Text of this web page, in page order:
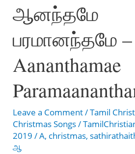
ஆனந்தமே
பரமானந்தமே –
Aananthamae
Leave a Comment/Tamil
Christmas Songs/
2019/A, christmas,
ஆ